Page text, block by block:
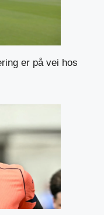
er på vei hos